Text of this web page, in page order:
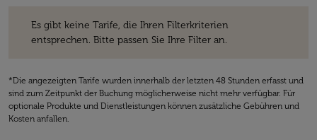
Es gibt keine Tarife, die Ihren Filterkriterien
entsprechen. Bitte passen Sie Ihre Filter an.
*Die angezeigten Tarife wurden innerhalb der letzten 48 Stunden erfasst und
sind zum Zeitpunkt der Buchung möglicherweise nicht mehr verfügbar. Für
optionale Produkte und Dienstleistungen können zusätzliche Gebühren und
Kosten anfallen.